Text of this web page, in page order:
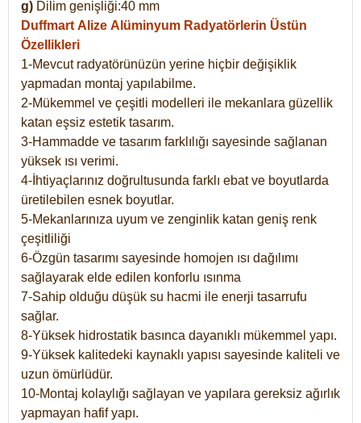
g) Dilim genişliği:40 mm
Duffmart Alize Alüminyum Radyatörlerin Üstün
Özellikleri
1-Mevcut radyatörünüzün yerine hiçbir değişiklik
yapmadan montaj yapılabilme.
2-Mükemmel ve çeşitli modelleri ile mekanlara güzellik
katan eşsiz estetik tasarım.
3-Hammadde ve tasarım farklılığı sayesinde sağlanan
yüksek ısı verimi.
4-İhtiyaçlarınız doğrultusunda farklı ebat ve boyutlarda
üretilebilen esnek boyutlar.
5-Mekanlarınıza uyum ve zenginlik katan geniş renk
çeşitliliği
6-Özgün tasarımı sayesinde homojen ısı dağılımı
sağlayarak elde edilen konforlu ısınma
7-Sahip olduğu düşük su hacmi ile enerji tasarrufu
sağlar.
8-Yüksek hidrostatik basınca dayanıklı mükemmel yapı.
9-Yüksek kalitedeki kaynaklı yapısı sayesinde kaliteli ve
uzun ömürlüdür.
10-Montaj kolaylığı sağlayan ve yapılara gereksiz ağırlık
yapmayan hafif yapı.